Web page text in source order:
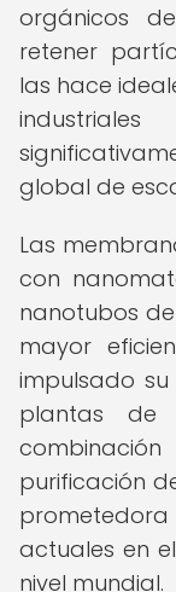
orgánicos
retener
las hace
global de
Las
con
nanotubos
mayor
impulsado
plantas de
purificación
actuales en
nivel mundial.